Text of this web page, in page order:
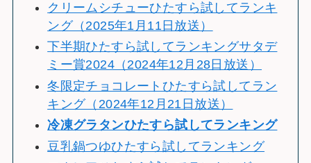
クリームシチューひたすら試してランキ
ング（2025年1月11日放送）
下半期ひたすら試してランキングサタデ
ミー賞2024（2024年12月28日放送）
冬限定チョコレートひたすら試してラン
キング（2024年12月21日放送）
冷凍グラタンひたすら試してランキング
豆乳鍋つゆひたすら試してランキング